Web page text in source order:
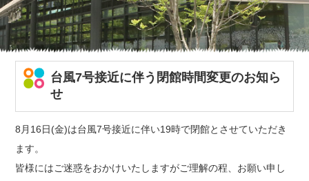
台風7号接近に伴う閉館時間変更のお知ら
せ
8月16日(金)は台風7号接近に伴い19時で閉館とさせていただき
ます。
皆様にはご迷惑をおかけいたしますがご理解の程、お願い申し